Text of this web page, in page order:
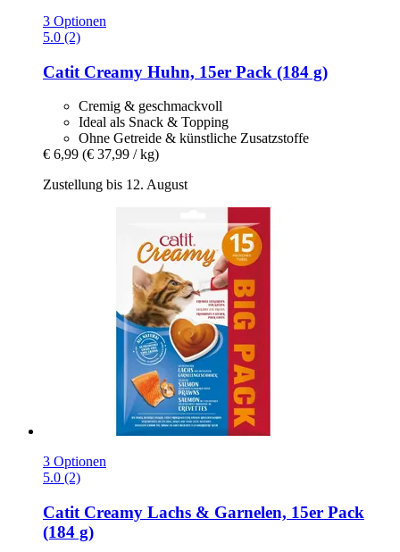
3 Optionen
5.0 (2)
Catit Creamy Huhn, 15er Pack (184 g)
Cremig & geschmackvoll
Ideal als Snack & Topping
Ohne Getreide & künstliche Zusatzstoffe
€ 6,99 (€ 37,99 / kg)
Zustellung bis 12. August
3 Optionen
5.0 (2)
Catit Creamy Lachs & Garnelen, 15er Pack
(184 g)